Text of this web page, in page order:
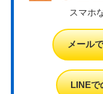
スマホ
メール
LINEで